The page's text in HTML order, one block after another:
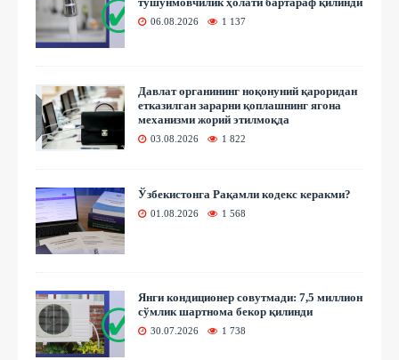
06.08.2026 1 137
Давлат органининг ноқонуний қароридан
етказилган зарарни қоплашнинг ягона
механизми жорий этилмоқда
03.08.2026 1 822
Ўзбекистонга Рақамли кодекс керакми?
01.08.2026 1 568
Янги кондиционер совутмади: 7,5 миллион
сўмлик шартнома бекор қилинди
30.07.2026 1 738